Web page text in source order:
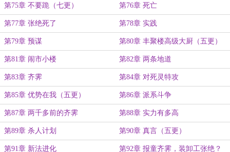
第75章 不要跪（七更） 第76章 死亡
第77章 张绝死了 第78章 实践
第79章 预谋 第80章 丰聚楼高级大厨（五更）
第81章 闹市小楼 第82章 两条地道
第83章 齐霁 第84章 对死灵特攻
第85章 优势在我（五更） 第86章 派系斗争
第87章 两千多前的齐霁 第88章 实力有多高
第89章 杀人计划 第90章 真言（五更）
第91章 新法进化 第92章 报童齐霁，装卸工张绝？